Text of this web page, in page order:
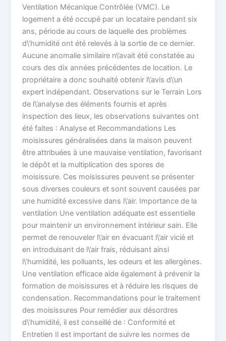
Ventilation Mécanique Contrôlée (VMC). Le
logement a été occupé par un locataire pendant six
ans, période au cours de laquelle des problèmes
d\’humidité ont été relevés à la sortie de ce dernier.
Aucune anomalie similaire n\’avait été constatée au
cours des dix années précédentes de location. Le
propriétaire a donc souhaité obtenir l\’avis d\’un
expert indépendant. Observations sur le Terrain Lors
de l\’analyse des éléments fournis et après
inspection des lieux, les observations suivantes ont
été faites : Analyse et Recommandations Les
moisissures généralisées dans la maison peuvent
être attribuées à une mauvaise ventilation, favorisant
le dépôt et la multiplication des spores de
moisissure. Ces moisissures peuvent se présenter
sous diverses couleurs et sont souvent causées par
une humidité excessive dans l\’air. Importance de la
ventilation Une ventilation adéquate est essentielle
pour maintenir un environnement intérieur sain. Elle
permet de renouveler l\’air en évacuant l\’air vicié et
en introduisant de l\’air frais, réduisant ainsi
l\’humidité, les polluants, les odeurs et les allergènes.
Une ventilation efficace aide également à prévenir la
formation de moisissures et à réduire les risques de
condensation. Recommandations pour le traitement
des moisissures Pour remédier aux désordres
d\’humidité, il est conseillé de : Conformité et
Entretien Il est important de suivre les normes de